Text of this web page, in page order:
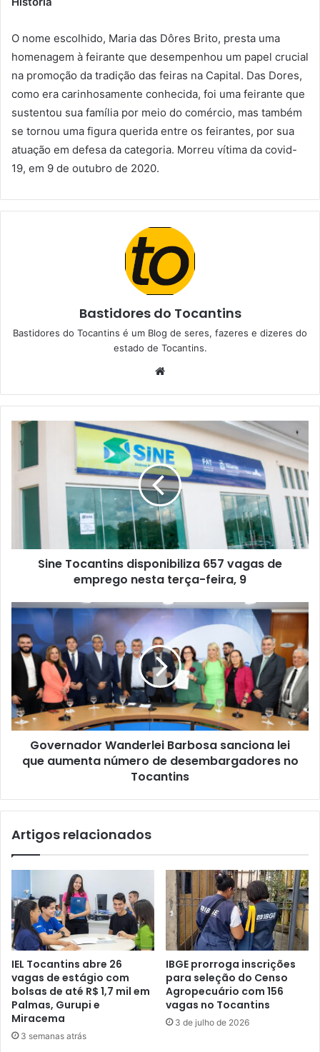
O nome escolhido, Maria das Dôres Brito, presta uma
homenagem à feirante que desempenhou um papel crucial
na promoção da tradição das feiras na Capital. Das Dores,
como era carinhosamente conhecida, foi uma feirante que
sustentou sua família por meio do comércio, mas também
se tornou uma figura querida entre os feirantes, por sua
atuação em defesa da categoria. Morreu vítima da covid-
19, em 9 de outubro de 2020.
Bastidores do Tocantins
Bastidores do Tocantins é um Blog de seres, fazeres e dizeres do
estado de Tocantins.
b
s
i
t
e
Sine Tocantins disponibiliza 657 vagas de
emprego nesta terça-feira, 9
Governador Wanderlei Barbosa sanciona lei
que aumenta número de desembargadores no
Tocantins
Artigos relacionados
IEL Tocantins abre 26
vagas de estágio com
bolsas de até R$ 1,7 mil em
Palmas, Gurupi e
Miracema
3 semanas atrás
IBGE prorroga inscrições
para seleção do Censo
Agropecuário com 156
vagas no Tocantins
3 de julho de 2026